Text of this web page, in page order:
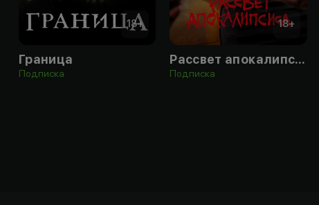
18+
Граница
Подписка
18+
Рассвет апокалипсиса
Подписка